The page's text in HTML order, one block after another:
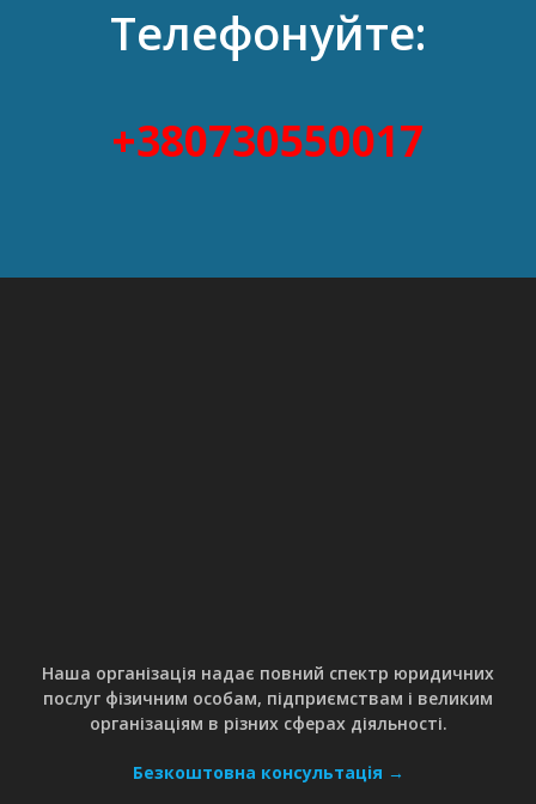
Телефонуйте:
+380730550017
Наша організація надає повний спектр юридичних
послуг фізичним особам, підприємствам і великим
організаціям в різних сферах діяльності.
Безкоштовна консультація →